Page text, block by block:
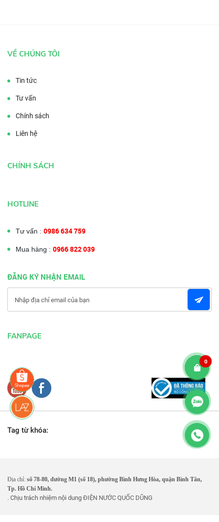
VỀ CHÚNG TÔI
Tin tức
Tư vấn
Chính sách
Liên hệ
CHÍNH SÁCH
HOTLINE
Tư vấn : 0986 634 759
Mua hàng : 0966 822 039
ĐĂNG KÝ NHẬN EMAIL
FANPAGE
Tag từ khóa:
Địa chỉ: số 78-80, đường M1 (số 18), phường Bình Hưng Hòa, quận Bình Tân,
Tp. Hồ Chí Minh.
. Chịu trách nhiệm nội dung ĐIỆN NƯỚC QUỐC DŨNG
0